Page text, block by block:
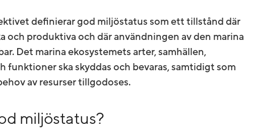
definierar god miljöstatus som ett tillstånd där
och produktiva och där användningen av den marina
Det marina ekosystemets arter, samhällen,
funktioner ska skyddas och bevaras, samtidigt som
av resurser tillgodoses.
miljöstatus?